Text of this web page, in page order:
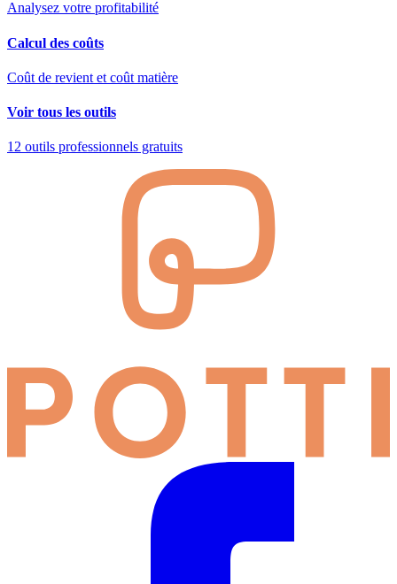
Analysez votre profitabilité
Calcul des coûts
Coût de revient et coût matière
Voir tous les outils
12 outils professionnels gratuits